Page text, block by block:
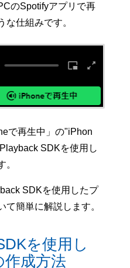
のSpotifyアプリで再
な仕組みです。
で再生中」の"iPhon
SDKを使用し
。
SDKを使用したプ
て簡単に解説します。
を使用し
成方法